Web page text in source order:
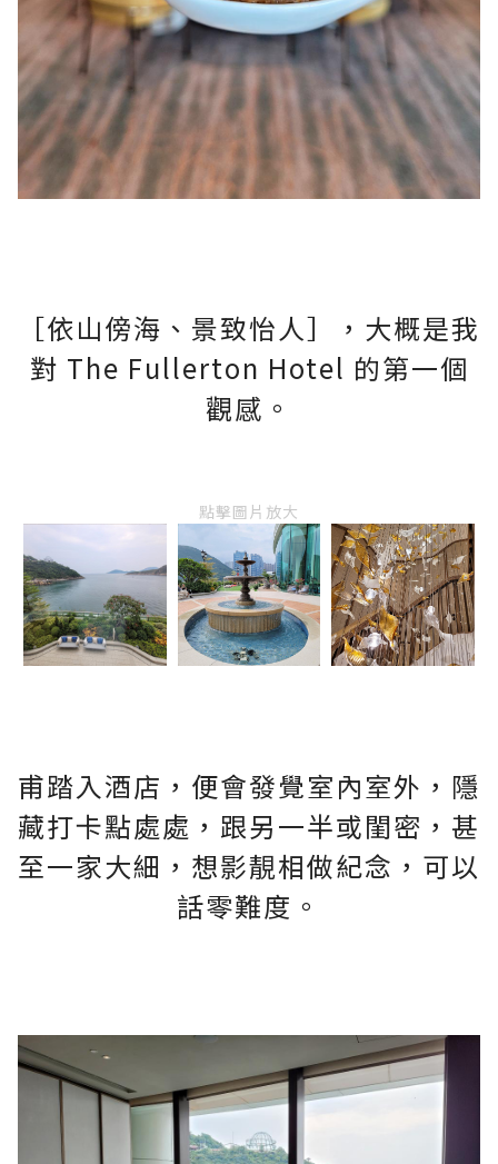
［依山傍海、景致怡人］，大概是我
對 The Fullerton Hotel 的第一個
觀感。
點擊圖片放大
甫踏入酒店，便會發覺室內室外，隱
藏打卡點處處，跟另一半或閨密，甚
至一家大細，想影靚相做紀念，可以
話零難度。